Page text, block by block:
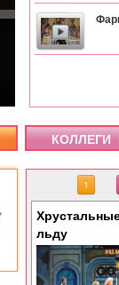
КОЛЛЕГИ
1
льду